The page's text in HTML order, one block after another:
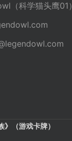
科学猫头鹰01）
》（游戏卡牌）